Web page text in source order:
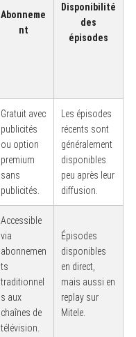
Abonneme
nt
Disponibilité
des
épisodes
Gratuit avec
publicités
ou option
premium
sans
publicités.
Les épisodes
récents sont
généralement
disponibles
peu après leur
diffusion.
Accessible
via
abonnemen
ts
traditionnel
s aux
chaînes de
télévision.
Épisodes
disponibles
en direct,
mais aussi en
replay sur
Mitele.